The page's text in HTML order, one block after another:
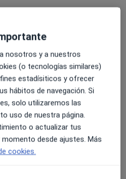
de separación de
nosotros y a nuestros
(o tecnologías similares)
estadísiticos y ofrecer
hábitos de navegación. Si
solo utilizaremos las
uso de nuestra página.
o actualizar tus
desde ajustes. Más
cookies.